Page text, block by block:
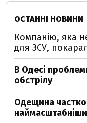
ОСТАННІ НОВИНИ
Компанію, яка
для ЗСУ,
В Одесі
обстрілу
Одещина